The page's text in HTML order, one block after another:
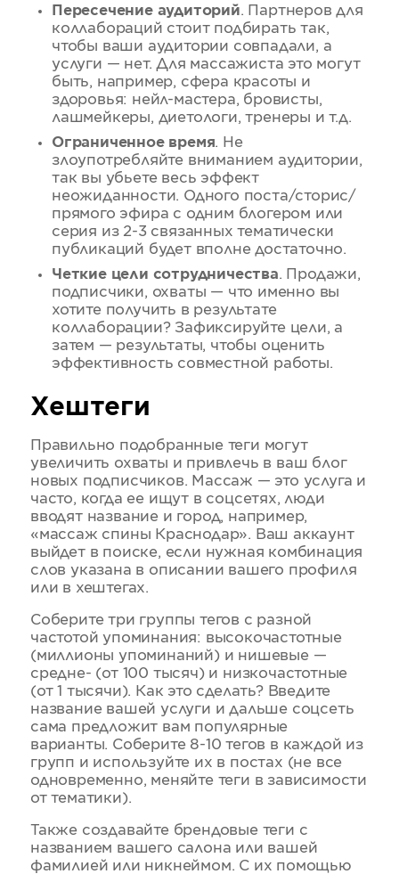
Пересечение аудиторий. Партнеров для
коллабораций стоит подбирать так,
чтобы ваши аудитории совпадали, а
услуги — нет. Для массажиста это могут
быть, например, сфера красоты и
здоровья: нейл-мастера, бровисты,
лашмейкеры, диетологи, тренеры и т.д.
Ограниченное время. Не
злоупотребляйте вниманием аудитории,
так вы убьете весь эффект
неожиданности. Одного поста/сторис/
прямого эфира с одним блогером или
серия из 2-3 связанных тематически
публикаций будет вполне достаточно.
Четкие цели сотрудничества. Продажи,
подписчики, охваты — что именно вы
хотите получить в результате
коллаборации? Зафиксируйте цели, а
затем — результаты, чтобы оценить
эффективность совместной работы.
Хештеги
Правильно подобранные теги могут
увеличить охваты и привлечь в ваш блог
новых подписчиков. Массаж — это услуга и
часто, когда ее ищут в соцсетях, люди
вводят название и город, например,
«массаж спины Краснодар». Ваш аккаунт
выйдет в поиске, если нужная комбинация
слов указана в описании вашего профиля
или в хештегах.
Соберите три группы тегов с разной
частотой упоминания: высокочастотные
(миллионы упоминаний) и нишевые —
средне- (от 100 тысяч) и низкочастотные
(от 1 тысячи). Как это сделать? Введите
название вашей услуги и дальше соцсеть
сама предложит вам популярные
варианты. Соберите 8-10 тегов в каждой из
групп и используйте их в постах (не все
одновременно, меняйте теги в зависимости
от тематики).
Также создавайте брендовые теги с
названием вашего салона или вашей
фамилией или никнеймом. С их помощью